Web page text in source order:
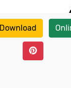
Download